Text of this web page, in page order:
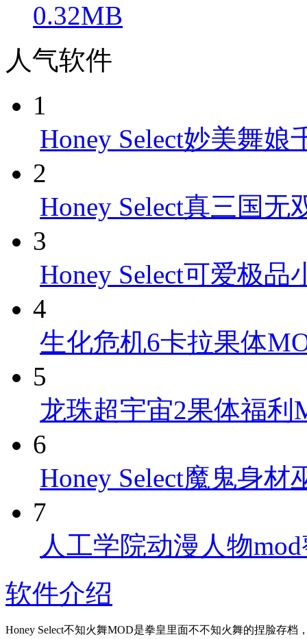
0.32MB
人气软件
1
Honey Select妙美舞娘
2
Honey Select真三国无
3
Honey Select可爱极品
4
生化危机6卡拉果体
5
龙珠超宇宙2果体福利
6
Honey Select魔鬼身材
7
人工学院动漫人物
软件介绍
Honey Select不知火舞MOD是拳皇里面不不知火舞的捏脸存